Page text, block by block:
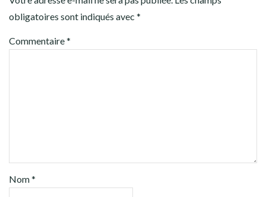
obligatoires sont indiqués avec *
Commentaire*
Nom*